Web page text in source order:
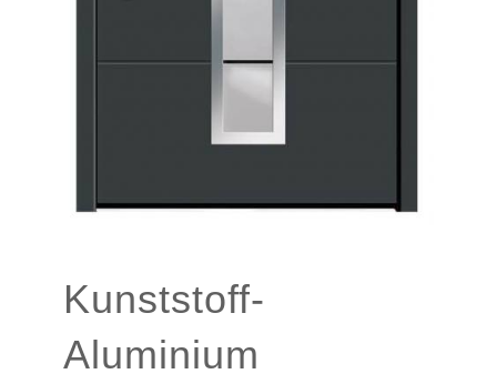
Kunststoff-
Aluminium